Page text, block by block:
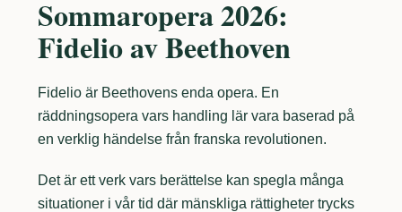
Sommaropera 2026:
Fidelio av Beethoven
Fidelio är Beethovens enda opera. En
räddningsopera vars handling lär vara baserad på
en verklig händelse från franska revolutionen.
Det är ett verk vars berättelse kan spegla många
situationer i vår tid där mänskliga rättigheter trycks